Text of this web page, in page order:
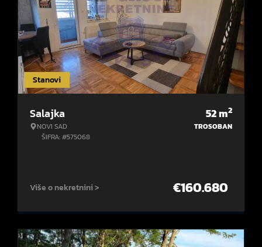
Stanovi
Salajka
NOVI SAD
ŠIFRA: #575068
52m2
TROSOBAN
Više o nekretnini > €160.680